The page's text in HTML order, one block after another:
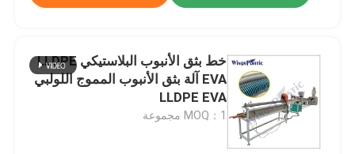
خط بثق الأنبوب البلاستيكي LLDPE
EVA آلة بثق الأنبوب المموج اللولبي
LLDPE EVA
MOQ：1 مجموعة